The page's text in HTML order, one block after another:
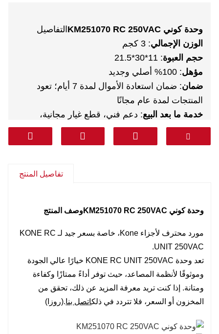
وحدة كوني KM251070 RC 250VAC
التفاصيل
الوزن الإجمالي: 3 كجم
حجم العبوة: 11*30*21.5
مؤهل: 100% أصلي وجديد
ضمان
: ضمان استعادة الأموال لمدة 7 أيام؛ تعود
المنتجات لمدة عام مجانًا
خدمة ما بعد البيع: دعم فني، قطع غيار مجانية،
مرتجعات، أخرى
مواصلات: دي إتش إل فيديكس تي ان تي يو بي إس
من الباب إلى الباب (الخط المهني بما في ذلك
وقطر وغيرها) وأمريكا الجنوبية وتشيلي والمكسيك.
تفاصيل المنتج
وحدة كوني KM251070 RC 250VAC وصف المنتج
مورد محترف لأجزاء Kone، خاصة بسعر جيد لـ KONE RC
UNIT 250VAC.
تعد وحدة KONE RC UNIT 250VAC خيارًا عالي الجودة
وموثوقًا لأنظمة المصاعد، حيث توفر أداءً ممتازًا وكفاءة
ومتانة. إذا كنت تريد معرفة المزيد عن ذلك، تحقق من
المخزون أو السعر، فلا تتردد في ذلكاتصل بنا.(روزا)